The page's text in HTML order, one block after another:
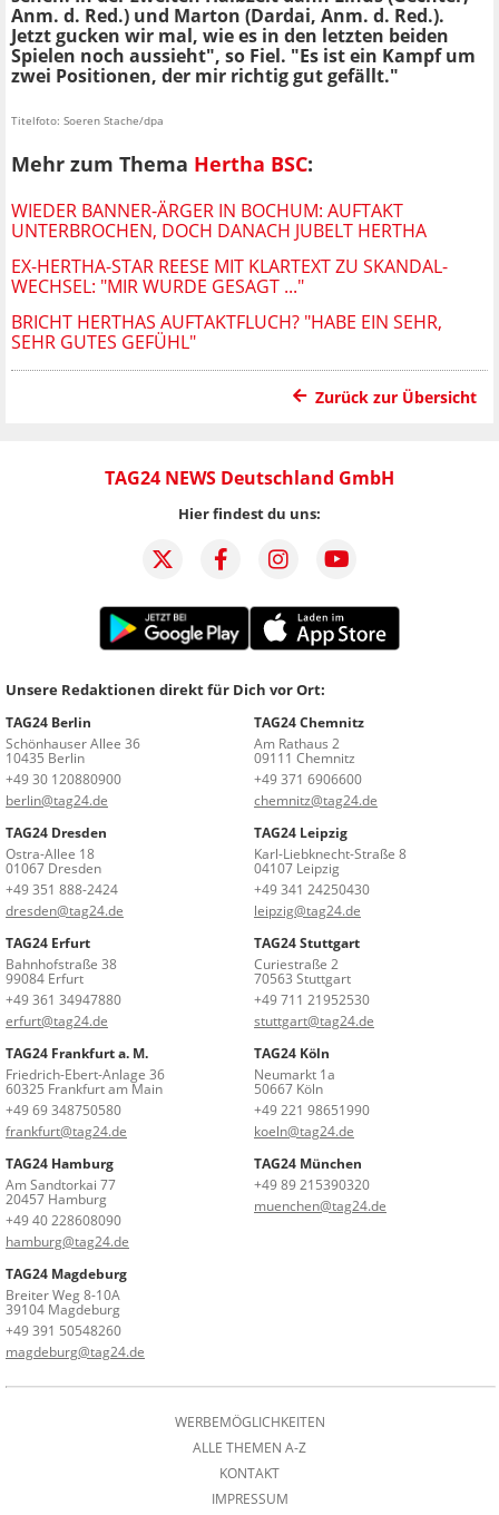
Anm. d. Red.) und Marton (Dardai, Anm. d. Red.).
Jetzt gucken wir mal, wie es in den letzten beiden
Spielen noch aussieht", so Fiel. "Es ist ein Kampf um
zwei Positionen, der mir richtig gut gefällt."
Titelfoto: Soeren Stache/dpa
Mehr zum Thema Hertha BSC:
WIEDER BANNER-ÄRGER IN BOCHUM: AUFTAKT
UNTERBROCHEN, DOCH DANACH JUBELT HERTHA
EX-HERTHA-STAR REESE MIT KLARTEXT ZU SKANDAL-
WECHSEL: "MIR WURDE GESAGT ..."
BRICHT HERTHAS AUFTAKTFLUCH? "HABE EIN SEHR,
SEHR GUTES GEFÜHL"
Zurück zur Übersicht
TAG24 NEWS Deutschland GmbH
Hier findest du uns:
Unsere Redaktionen direkt für Dich vor Ort:
TAG24 Berlin
Schönhauser Allee 36
10435 Berlin
+49 30 120880900
berlin@tag24.de
TAG24 Chemnitz
Am Rathaus 2
09111 Chemnitz
+49 371 6906600
chemnitz@tag24.de
TAG24 Dresden
Ostra-Allee 18
01067 Dresden
+49 351 888-2424
dresden@tag24.de
TAG24 Leipzig
Karl-Liebknecht-Straße 8
04107 Leipzig
+49 341 24250430
leipzig@tag24.de
TAG24 Erfurt
Bahnhofstraße 38
99084 Erfurt
+49 361 34947880
erfurt@tag24.de
TAG24 Stuttgart
Curiestraße 2
70563 Stuttgart
+49 711 21952530
stuttgart@tag24.de
TAG24 Frankfurt a. M.
Friedrich-Ebert-Anlage 36
60325 Frankfurt am Main
+49 69 348750580
frankfurt@tag24.de
TAG24 Köln
Neumarkt 1a
50667 Köln
+49 221 98651990
koeln@tag24.de
TAG24 Hamburg
Am Sandtorkai 77
20457 Hamburg
+49 40 228608090
hamburg@tag24.de
TAG24 München
+49 89 215390320
muenchen@tag24.de
TAG24 Magdeburg
Breiter Weg 8-10A
39104 Magdeburg
+49 391 50548260
magdeburg@tag24.de
WERBEMÖGLICHKEITEN
ALLE THEMEN A-Z
KONTAKT
IMPRESSUM